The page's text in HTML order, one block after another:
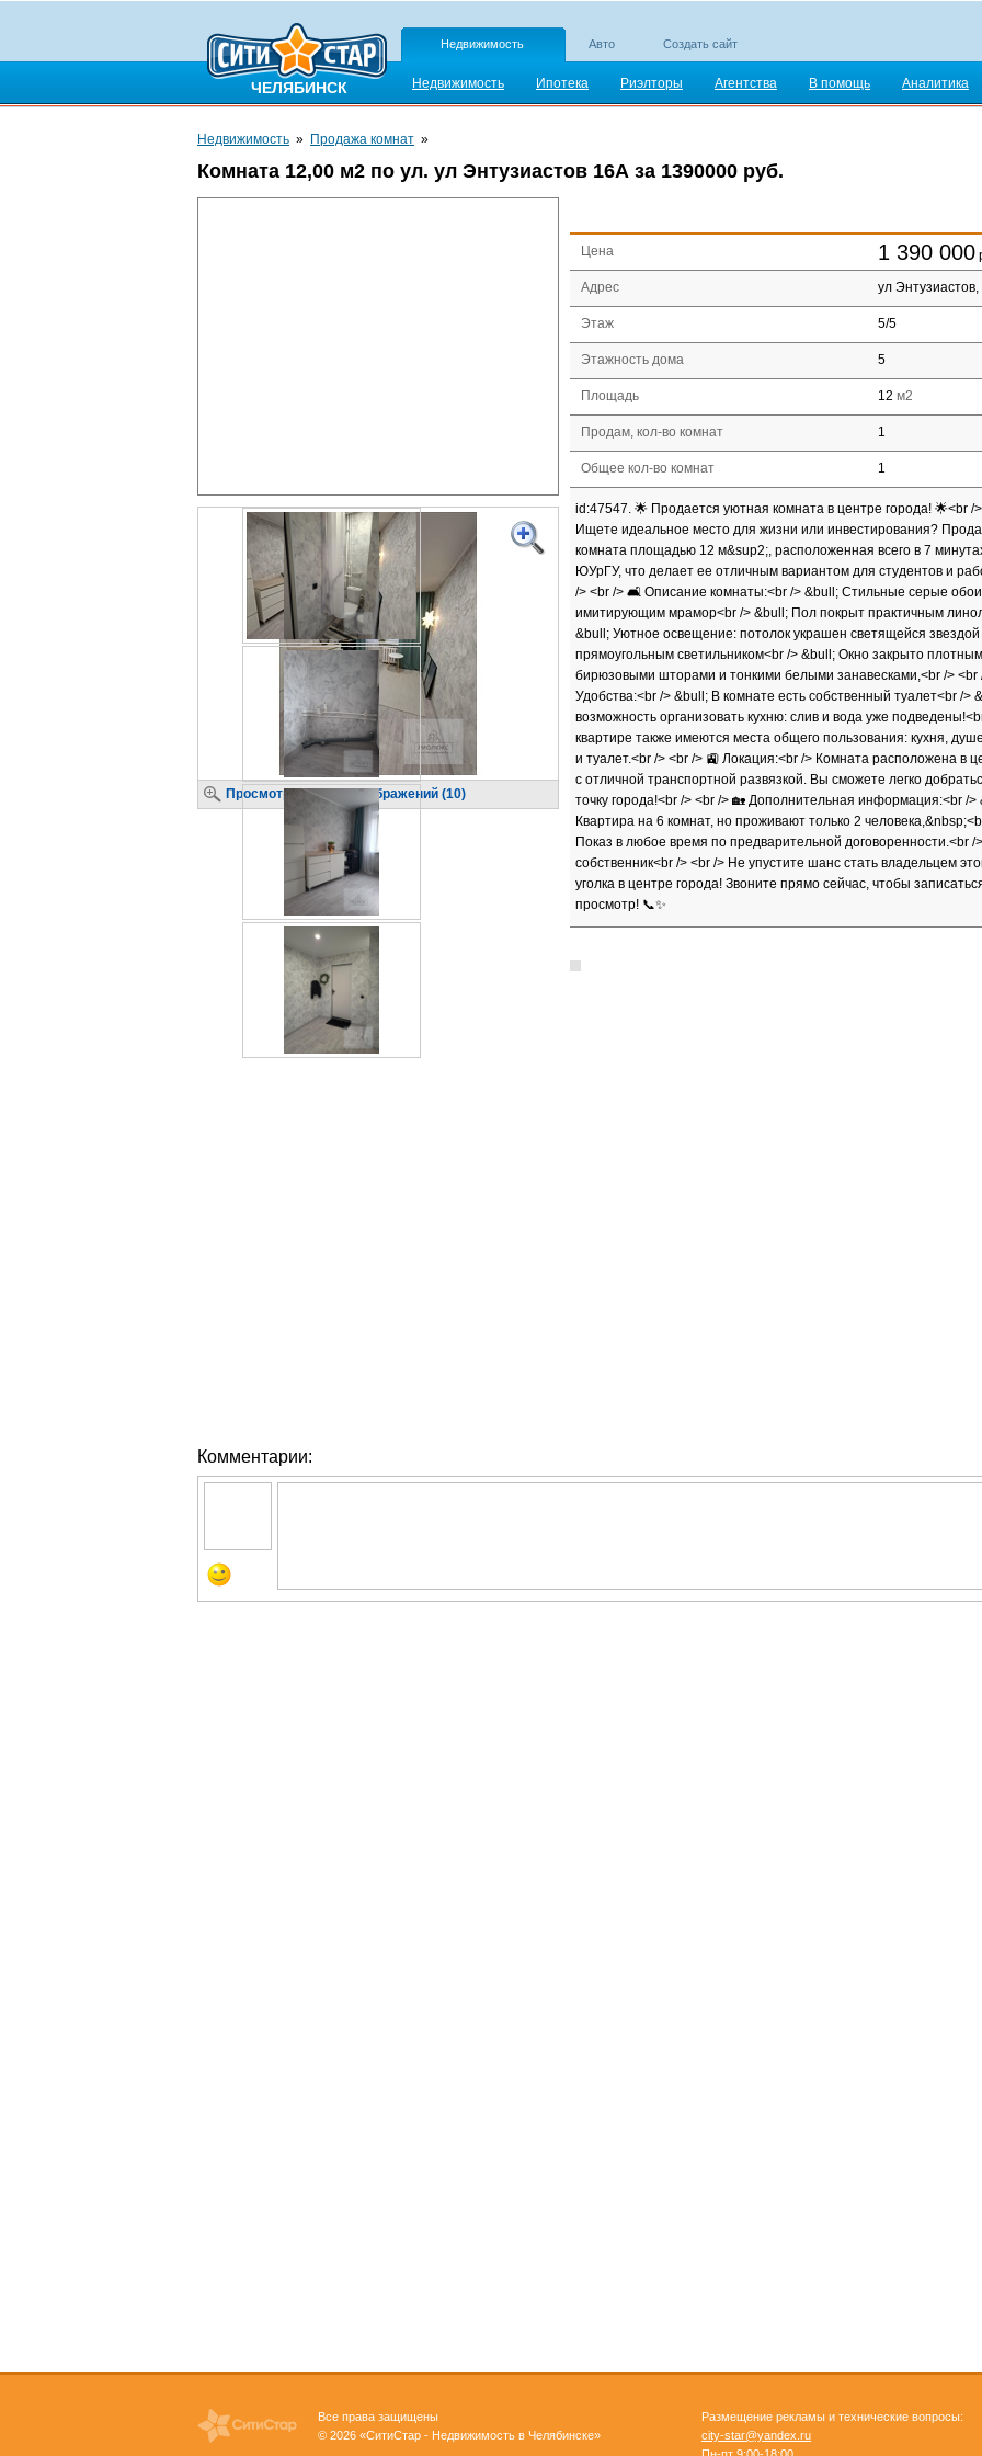
ЧЕЛЯБИНСК
Недвижимость Авто Создать сайт
Недвижимость Ипотека Риэлторы Агентства В помощь Аналитика
Недвижимость » Продажа комнат »
Комната 12,00 м2 по ул. ул Энтузиастов 16А за 1390000 руб.
Просмотр крупных изображений (10)
Цена 1 390 000
Адрес ул
Этаж 5/5
Этажность дома 5
Площадь 12 м2
Продам, кол-во комнат 1
Общее кол-во комнат 1
id:47547. 🌟 Продается уютная комната в центре города! 🌟<br /
Ищете идеальное место для жизни или инвестирования?
комната площадью 12 м&sup2;, расположенная всего в 7
ЮУрГУ, что делает ее отличным вариантом для студентов и
/> <br /> 🛋️ Описание комнаты:<br /> &bull; Стильные серые
имитирующим мрамор<br /> &bull; Пол покрыт практичным
&bull; Уютное освещение: потолок украшен светящейся звездой
прямоугольным светильником<br /> &bull; Окно закрыто
бирюзовыми шторами и тонкими белыми занавесками,<br /> <br
Удобства:<br /> &bull; В комнате есть собственный туалет<br />
возможность организовать кухню: слив и вода уже
квартире также имеются места общего пользования: кухня,
и туалет.<br /> <br /> 🚉 Локация:<br /> Комната расположена в
с отличной транспортной развязкой. Вы сможете легко
точку города!<br /> <br /> 🏡 Дополнительная информация:<br />
Квартира на 6 комнат, но проживают только 2
Показ в любое время по предварительной договоренности.<br /
собственник<br /> <br /> Не упустите шанс стать владельцем
уголка в центре города! Звоните прямо сейчас, чтобы
просмотр! 📞✨
Комментарии:
Все права защищены
© 2026 «СитиСтар - Недвижимость в Челябинске»
Размещение рекламы и технические вопросы:
city-star@yandex.ru